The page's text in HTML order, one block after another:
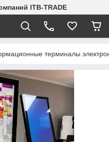
ITB-TRADE
терминалы